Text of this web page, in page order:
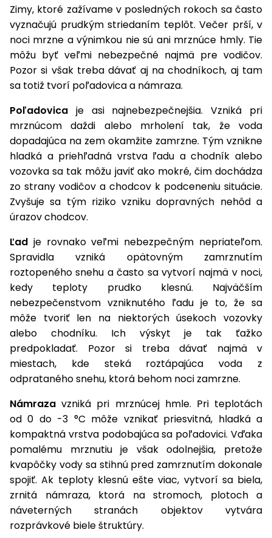
Náhradné
nože
Vidly
Štiepačky
dreva
Drviče
vetiev
Špalíkovače
Fukáre a
vysávače
na lístie
Záhradné
vozíky
Fúriky
Rozmetadlá
a posypové
vozíky
Čerpadlá
a
vodárne
Vysokotlakové
umývačky
stroje
Snežné
frézy
Odhŕňače
a lopaty
na sneh
Postrekovače
a rosiče
boxy
Ochrana
rastlín
Záhradné
koše
Krhly
obrubníky
Tieniace
textílie
Odpudzovače
a pasce
Príslušenstvo
stoly
Vibračné
dosky
Transportéry
Rezačky
na
betón
Meracie
prístroje
Nabíjačky
autobatérií
Vykurovanie
Navijaky
Príslušenstvo
Bagre
Seniorské
vozíky
Prilby
Doplnky
Zimy, ktoré zažívame v posledných rokoch sa často
vyznačujú prudkým striedaním teplôt. Večer prší, v
noci mrzne a výnimkou nie sú ani mrznúce hmly. Tie
môžu byť veľmi nebezpečné najmä pre vodičov.
Pozor si však treba dávať aj na chodníkoch, aj tam
sa totiž tvorí poľadovica a námraza.
Poľadovica je asi najnebezpečnejšia. Vzniká pri
mrznúcom daždi alebo mrholení tak, že voda
dopadajúca na zem okamžite zamrzne. Tým vznikne
hladká a priehľadná vrstva ľadu a chodník alebo
vozovka sa tak môžu javiť ako mokré, čim dochádza
zo strany vodičov a chodcov k podceneniu situácie.
Zvyšuje sa tým riziko vzniku dopravných nehôd a
úrazov chodcov.
Ľad je rovnako veľmi nebezpečným nepriateľom.
Spravidla vzniká opätovným zamrznutím
roztopeného snehu a často sa vytvorí najmä v noci,
kedy teploty prudko klesnú. Najväčším
nebezpečenstvom vzniknutého ľadu je to, že sa
môže tvoriť len na niektorých úsekoch vozovky
alebo chodníku. Ich výskyt je tak ťažko
predpokladať. Pozor si treba dávať najmä v
miestach, kde steká roztápajúca voda z
odprataného snehu, ktorá behom noci zamrzne.
Námraza vzniká pri mrznúcej hmle. Pri teplotách
od 0 do -3 °C môže vznikať priesvitná, hladká a
kompaktná vrstva podobajúca sa poľadovici. Vďaka
pomalému mrznutiu je však odolnejšia, pretože
kvapôčky vody sa stihnú pred zamrznutím dokonale
spojiť. Ak teploty klesnú ešte viac, vytvorí sa biela,
zrnitá námraza, ktorá na stromoch, plotoch a
náveterných stranách objektov vytvára
rozprávkové biele štruktúry.